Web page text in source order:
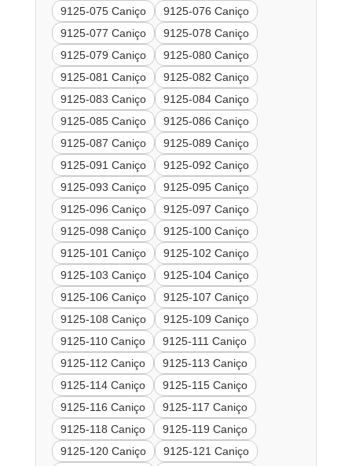
9125-075 Caniço
9125-076 Caniço
9125-077 Caniço
9125-078 Caniço
9125-079 Caniço
9125-080 Caniço
9125-081 Caniço
9125-082 Caniço
9125-083 Caniço
9125-084 Caniço
9125-085 Caniço
9125-086 Caniço
9125-087 Caniço
9125-089 Caniço
9125-091 Caniço
9125-092 Caniço
9125-093 Caniço
9125-095 Caniço
9125-096 Caniço
9125-097 Caniço
9125-098 Caniço
9125-100 Caniço
9125-101 Caniço
9125-102 Caniço
9125-103 Caniço
9125-104 Caniço
9125-106 Caniço
9125-107 Caniço
9125-108 Caniço
9125-109 Caniço
9125-110 Caniço
9125-111 Caniço
9125-112 Caniço
9125-113 Caniço
9125-114 Caniço
9125-115 Caniço
9125-116 Caniço
9125-117 Caniço
9125-118 Caniço
9125-119 Caniço
9125-120 Caniço
9125-121 Caniço